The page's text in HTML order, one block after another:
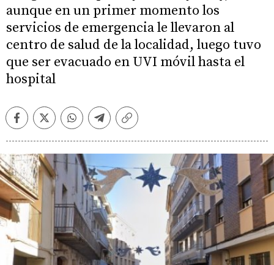
aunque en un primer momento los
servicios de emergencia le llevaron al
centro de salud de la localidad, luego tuvo
que ser evacuado en UVI móvil hasta el
hospital
FacebookTwitterWhatsappTelegramCopiar